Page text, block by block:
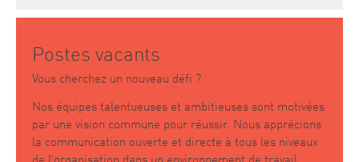
Postes vacants
Vous cherchez un nouveau défi ?
Nos équipes talentueuses et ambitieuses sont motivées
par une vision commune pour réussir. Nous apprécions
la communication ouverte et directe à tous les niveaux